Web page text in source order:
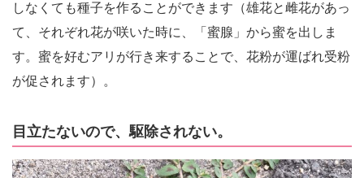
しなくても種子を作ることができます（雄花と雌花があっ
て、それぞれ花が咲いた時に、「蜜腺」から蜜を出しま
す。蜜を好むアリが行き来することで、花粉が運ばれ受粉
が促されます）。
目立たないので、駆除されない。